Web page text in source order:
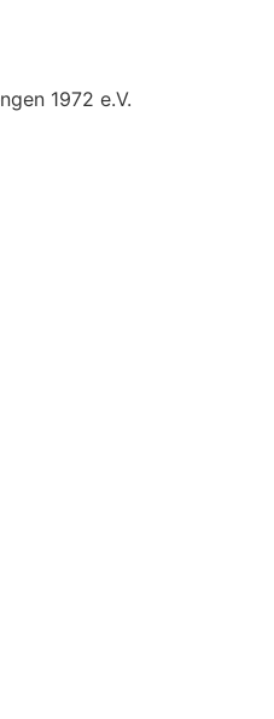
1972 e.V.